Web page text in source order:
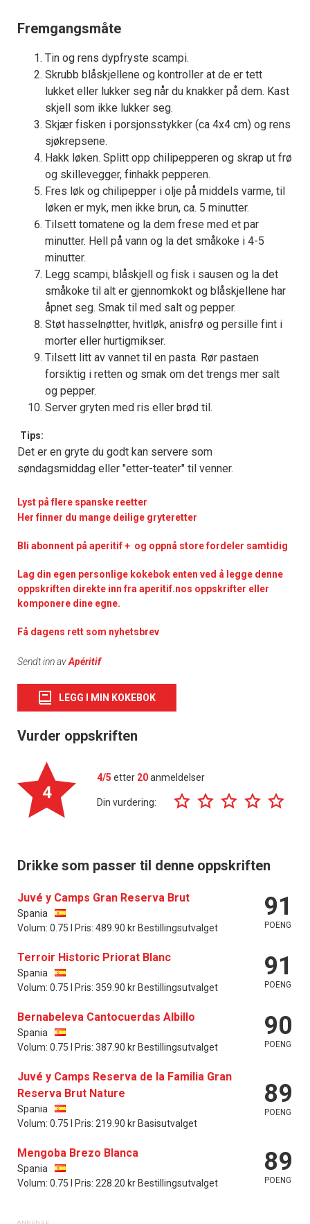
Fremgangsmåte
Tin og rens dypfryste scampi.
Skrubb blåskjellene og kontroller at de er tett
lukket eller lukker seg når du knakker på dem. Kast
skjell som ikke lukker seg.
Skjær fisken i porsjonsstykker (ca 4x4 cm) og rens
sjøkrepsene.
Hakk løken. Splitt opp chilipepperen og skrap ut frø
og skillevegger, finhakk pepperen.
Fres løk og chilipepper i olje på middels varme, til
løken er myk, men ikke brun, ca. 5 minutter.
Tilsett tomatene og la dem frese med et par
minutter. Hell på vann og la det småkoke i 4-5
minutter.
Legg scampi, blåskjell og fisk i sausen og la det
småkoke til alt er gjennomkokt og blåskjellene har
åpnet seg. Smak til med salt og pepper.
Støt hasselnøtter, hvitløk, anisfrø og persille fint i
morter eller hurtigmikser.
Tilsett litt av vannet til en pasta. Rør pastaen
forsiktig i retten og smak om det trengs mer salt
og pepper.
Server gryten med ris eller brød til.
Tips:
Det er en gryte du godt kan servere som
søndagsmiddag eller "etter-teater" til venner.
Lyst på flere spanske reetter
Her finner du mange deilige gryteretter
Bli abonnent på aperitif + og oppnå store fordeler samtidig
Lag din egen personlige kokebok enten ved å legge denne
oppskriften direkte inn fra aperitif.nos oppskrifter eller
komponere dine egne.
Få dagens rett som nyhetsbrev
Sendt inn avApéritif
LEGG I MIN KOKEBOK
Vurder oppskriften
4
4/5 etter 20anmeldelser
Din vurdering:
Drikke som passer til denne oppskriften
Juvé y Camps Gran Reserva Brut
Spania
Volum: 0.75 l Pris: 489.90 kr Bestillingsutvalget
91
POENG
Terroir Historic Priorat Blanc
Spania
Volum: 0.75 l Pris: 359.90 kr Bestillingsutvalget
91
POENG
Bernabeleva Cantocuerdas Albillo
Spania
Volum: 0.75 l Pris: 387.90 kr Bestillingsutvalget
90
POENG
Juvé y Camps Reserva de la Familia Gran
Reserva Brut Nature
Spania
Volum: 0.75 l Pris: 219.90 kr Basisutvalget
89
POENG
Mengoba Brezo Blanca
Spania
Volum: 0.75 l Pris: 228.20 kr Bestillingsutvalget
89
POENG